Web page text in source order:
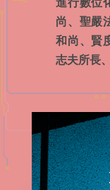
進行數位
尚、聖嚴
和尚、賢
志夫所長